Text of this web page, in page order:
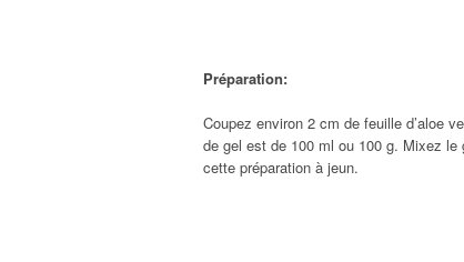
Préparation:
Coupez environ 2 cm de feuille d’aloe
de gel est de 100 ml ou 100 g. Mixez
cette préparation à jeun.